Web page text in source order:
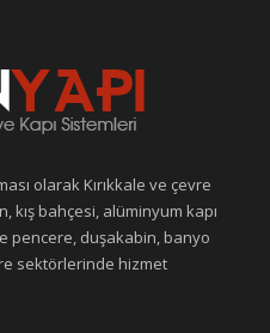
olarak Kırıkkale ve çevre
kış bahçesi, alüminyum kapı
pencere, duşakabin, banyo
sektörlerinde hizmet